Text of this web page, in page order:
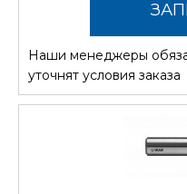
Наши менеджеры
уточнят условия заказа